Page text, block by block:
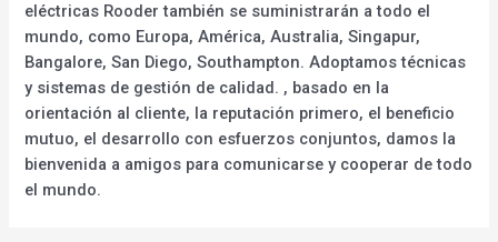
eléctricas Rooder también se suministrarán a todo el
mundo, como Europa, América, Australia, Singapur,
Bangalore, San Diego, Southampton. Adoptamos técnicas
y sistemas de gestión de calidad. , basado en la
orientación al cliente, la reputación primero, el beneficio
mutuo, el desarrollo con esfuerzos conjuntos, damos la
bienvenida a amigos para comunicarse y cooperar de todo
el mundo.